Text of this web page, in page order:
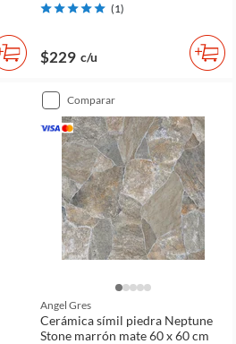
(1)
$229 c/u
comparar
Angel Gres
Cerámica símil piedra Neptune
Stone marrón mate 60 x 60 cm